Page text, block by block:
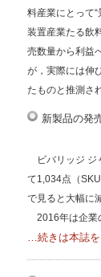
料産業にとって“
装置産業たる飲
売数量から利益
が，実際には伸
たものと推測さ
新製品の発
ビバリッジ ジ
て1,034点（
で見ると大幅に
2016年は企業
…続きは本誌を